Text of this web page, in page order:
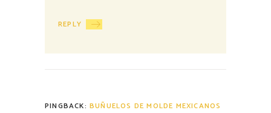
REPLY
PINGBACK: BUÑUELOS DE MOLDE MEXICANOS